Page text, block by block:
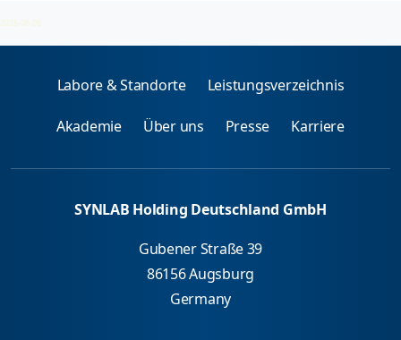
2026-08-06
Labore & Standorte Leistungsverzeichnis
Akademie Über uns Presse Karriere
SYNLAB Holding Deutschland GmbH
Gubener Straße 39
86156 Augsburg
Germany